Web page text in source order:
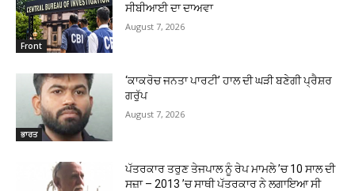
Front
ਸੀਬੀਆਈ ਦਾ ਦਾਅਵਾ
August 7, 2026
ਭਾਰਤ
‘ਕਾਕਰੋਚ ਜਨਤਾ ਪਾਰਟੀ’ ਹਾਲ ਦੀ ਘੜੀ ਬਣੇਗੀ ਪ੍ਰੈਸ਼ਰ
ਗਰੁੱਪ
August 7, 2026
ਪੱਤਰਕਾਰ ਤਰੁਣ ਤੇਜਪਾਲ ਨੂੰ ਰੇਪ ਮਾਮਲੇ ’ਚ 10 ਸਾਲ ਦੀ
ਸਜ਼ਾ – 2013 ’ਚ ਸਾਥੀ ਪੱਤਰਕਾਰ ਨੇ ਲਗਾਇਆ ਸੀ